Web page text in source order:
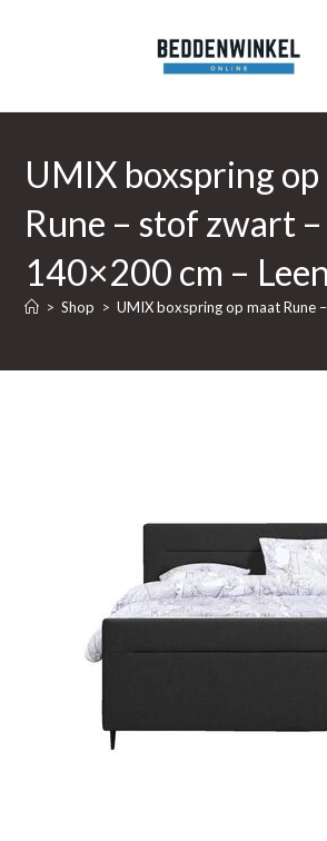
UMIX boxspring
Rune – stof zwart –
140×200 cm –
> Shop > UMIX boxspring op maat Rune